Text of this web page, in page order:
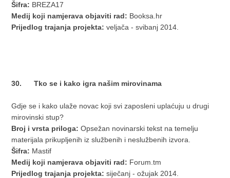
Šifra: BREZA17
Medij koji namjerava objaviti rad: Booksa.hr
Prijedlog trajanja projekta: veljača - svibanj 2014.
30. Tko se i kako igra našim mirovinama
Gdje se i kako ulaže novac koji svi zaposleni uplaćuju u drugi
mirovinski stup?
Broj i vrsta priloga: Opsežan novinarski tekst na temelju
materijala prikupljenih iz službenih i neslužbenih izvora.
Šifra: Mastif
Medij koji namjerava objaviti rad: Forum.tm
Prijedlog trajanja projekta: siječanj - ožujak 2014.